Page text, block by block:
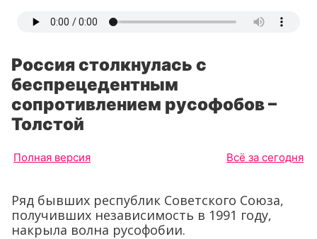
Россия столкнулась с
беспрецедентным
сопротивлением русофобов –
Толстой
Полная версия Всё за сегодня
Ряд бывших республик Советского Союза,
получивших независимость в 1991 году,
накрыла волна русофобии.